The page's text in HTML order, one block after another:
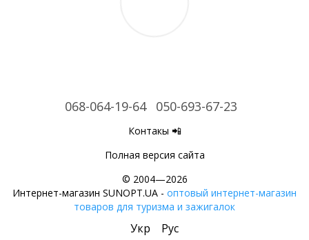
068-064-19-64 050-693-67-23
Контакы 📲
Полная версия сайта
© 2004—2026
Интернет-магазин SUNOPT.UA - оптовый интернет-магазин
товаров для туризма и зажигалок
Укр Рус